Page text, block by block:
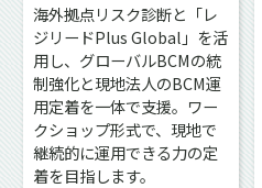
海外拠点リスク診断と「レ
ジリードPlus Global」を活
用し、グローバルBCMの統
制強化と現地法人のBCM運
用定着を一体で支援。ワー
クショップ形式で、現地で
継続的に運用できる力の定
着を目指します。